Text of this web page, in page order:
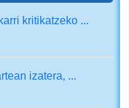
kritikatzeko ...
izatera, ...